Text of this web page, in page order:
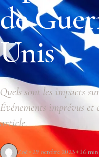
de
Unis
Quels sont les impacts
Événements imprévus et
article.
Zoé 29 octobre 2023 16 min